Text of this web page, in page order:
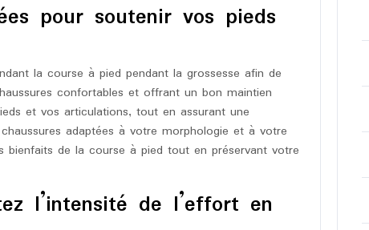
pour soutenir vos pieds
la course à pied pendant la grossesse afin de
confortables et offrant un bon maintien
et vos articulations, tout en assurant une
adaptées à votre morphologie et à votre
bienfaits de la course à pied tout en préservant votre
l’intensité de l’effort en